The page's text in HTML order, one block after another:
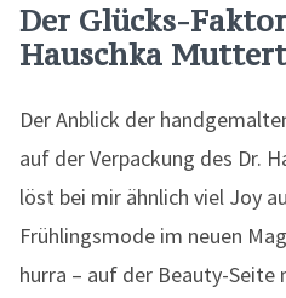
Der Glücks-
Hauschka
Der Anblick der
auf der Verpackung des Dr.
löst bei mir ähnlich viel Joy
Frühlingsmode im neuen
hurra – auf der Beauty-Seite